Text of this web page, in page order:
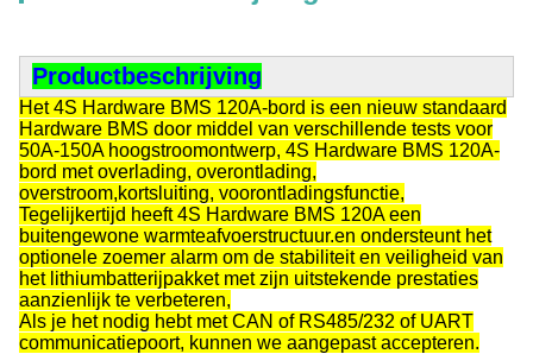
Productbeschrijving
Het 4S Hardware BMS 120A-bord is een nieuw standaard
Hardware BMS door middel van verschillende tests voor
50A-150A hoogstroomontwerp, 4S Hardware BMS 120A-
bord met overlading, overontlading,
overstroom,kortsluiting, voorontladingsfunctie,
Tegelijkertijd heeft 4S Hardware BMS 120A een
buitengewone warmteafvoerstructuur.en ondersteunt het
optionele zoemer alarm om de stabiliteit en veiligheid van
het lithiumbatterijpakket met zijn uitstekende prestaties
aanzienlijk te verbeteren,
Als je het nodig hebt met CAN of RS485/232 of UART
communicatiepoort, kunnen we aangepast accepteren.